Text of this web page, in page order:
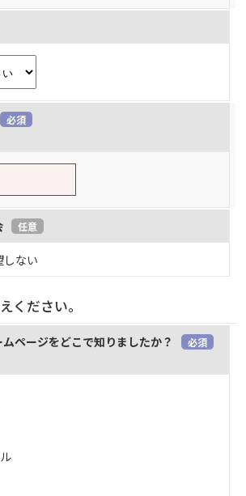
必須
任意
しない
ください。
ページをどこで知りましたか？ 必須